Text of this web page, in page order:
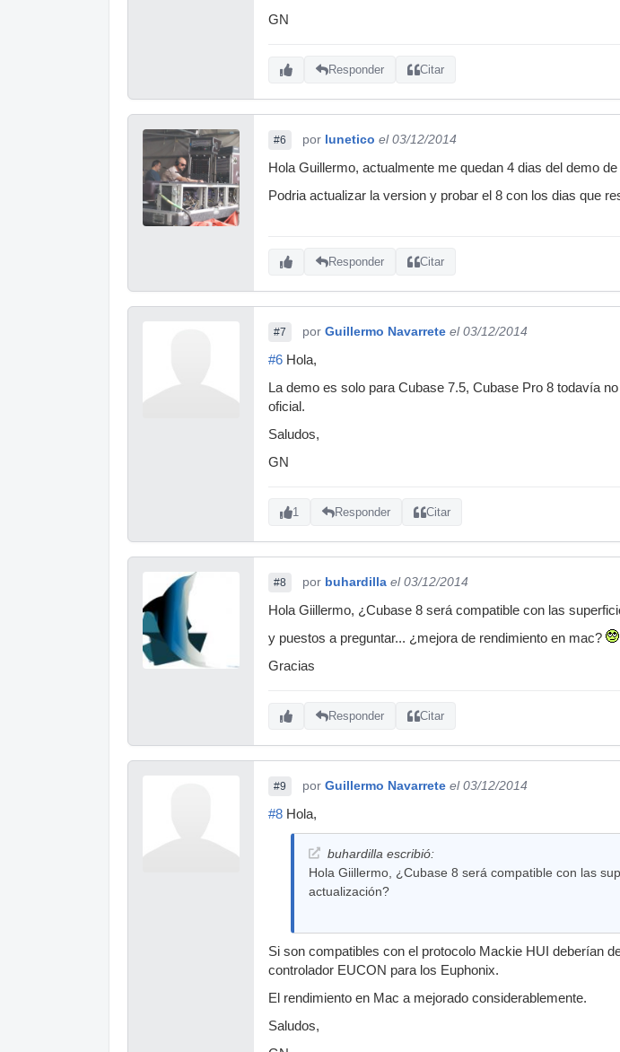
GN
Responder Citar
#6 por lunetico el 03/12/2014
Hola Guillermo, actualmente me quedan 4 dias del demo
Podria actualizar la version y probar el 8 con los dias que
Responder Citar
#7 por Guillermo Navarrete el 03/12/2014
#6 Hola,
La demo es solo para Cubase 7.5, Cubase Pro 8 todavía
oficial.
Saludos,
GN
1 Responder Citar
#8 por buhardilla el 03/12/2014
Hola Giillermo, ¿Cubase 8 será compatible con las
y puestos a preguntar... ¿mejora de rendimiento en mac?
Gracias
Responder Citar
#9 por Guillermo Navarrete el 03/12/2014
#8 Hola,
buhardilla escribió:
Hola Giillermo, ¿Cubase 8 será compatible con las
actualización?
Si son compatibles con el protocolo Mackie HUI deberían
controlador EUCON para los Euphonix.
El rendimiento en Mac a mejorado considerablemente.
Saludos,